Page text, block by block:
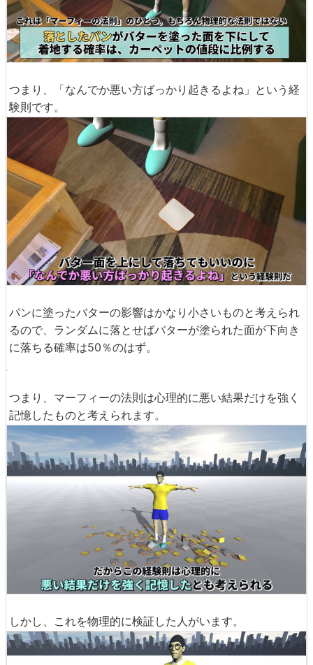
つまり、「なんでか悪い方ばっかり起きるよね」という経
験則です。
パンに塗ったバターの影響はかなり小さいものと考えられ
るので、ランダムに落とせばバターが塗られた面が下向き
に落ちる確率は50％のはず。
つまり、マーフィーの法則は心理的に悪い結果だけを強く
記憶したものと考えられます。
しかし、これを物理的に検証した人がいます。